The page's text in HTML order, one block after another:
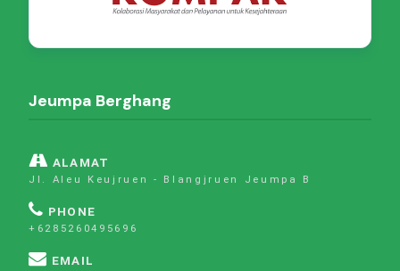
Jeumpa Berghang
ALAMAT
Jl. Aleu Keujruen - Blangjruen Jeumpa B
PHONE
+6285260495696
EMAIL